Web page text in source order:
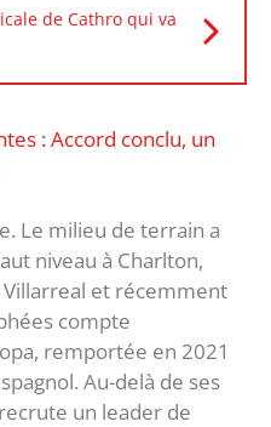
de Cathro qui va
: Accord conclu, un
Le milieu de terrain a
niveau à Charlton,
et récemment
compte
remportée en 2021
Au-delà de ses
un leader de